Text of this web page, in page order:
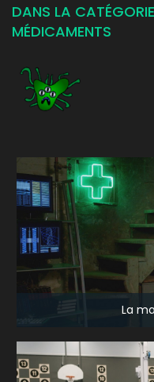
DANS LA
MÉDICAMENTS
La